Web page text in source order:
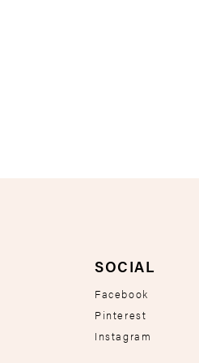
SOCIAL
Facebook
Pinterest
Instagram